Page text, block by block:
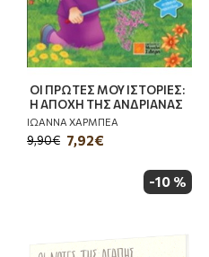
ΟΙ ΠΡΩΤΕΣ ΜΟΥ ΙΣΤΟΡΙΕΣ:
Η ΑΠΟΧΗ ΤΗΣ ΑΝΔΡΙΑΝΑΣ
ΙΩΑΝΝΑ ΧΑΡΜΠΕΑ
7,92€
9,90€
-10 %